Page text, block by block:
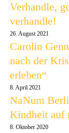
Verhandle,
verhandle!
26. August 2021
Carolin
nach der
erleben“
8. April 2021
NaNum
Kindheit auf
8. Oktober 2020